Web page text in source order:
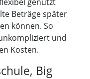
Beträge später
können. So
und
Kosten.
Big